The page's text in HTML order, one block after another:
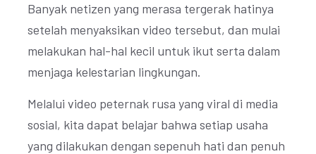
Banyak netizen yang merasa tergerak hatinya
setelah menyaksikan video tersebut, dan mulai
melakukan hal-hal kecil untuk ikut serta dalam
menjaga kelestarian lingkungan.
Melalui video peternak rusa yang viral di media
sosial, kita dapat belajar bahwa setiap usaha
yang dilakukan dengan sepenuh hati dan penuh